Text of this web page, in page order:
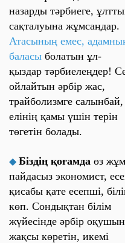
назарды тәрбиеге,
сақталуына жұмсаңдар.
Атасының емес,
баласы болатын ұл-
қыздар тәрбиелеңдер!
ойлайтын әрбір жас,
трайболизмге
елінің қамы үшін терін
төгетін болады.
◆ Біздің қоғамда өз
пайдасыз экономист,
қисабы қате есепші,
көп. Сондықтан білім
жүйесінде әрбір
жақсы көретін, икемі